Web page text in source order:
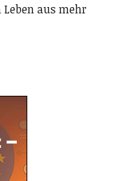
aus mehr